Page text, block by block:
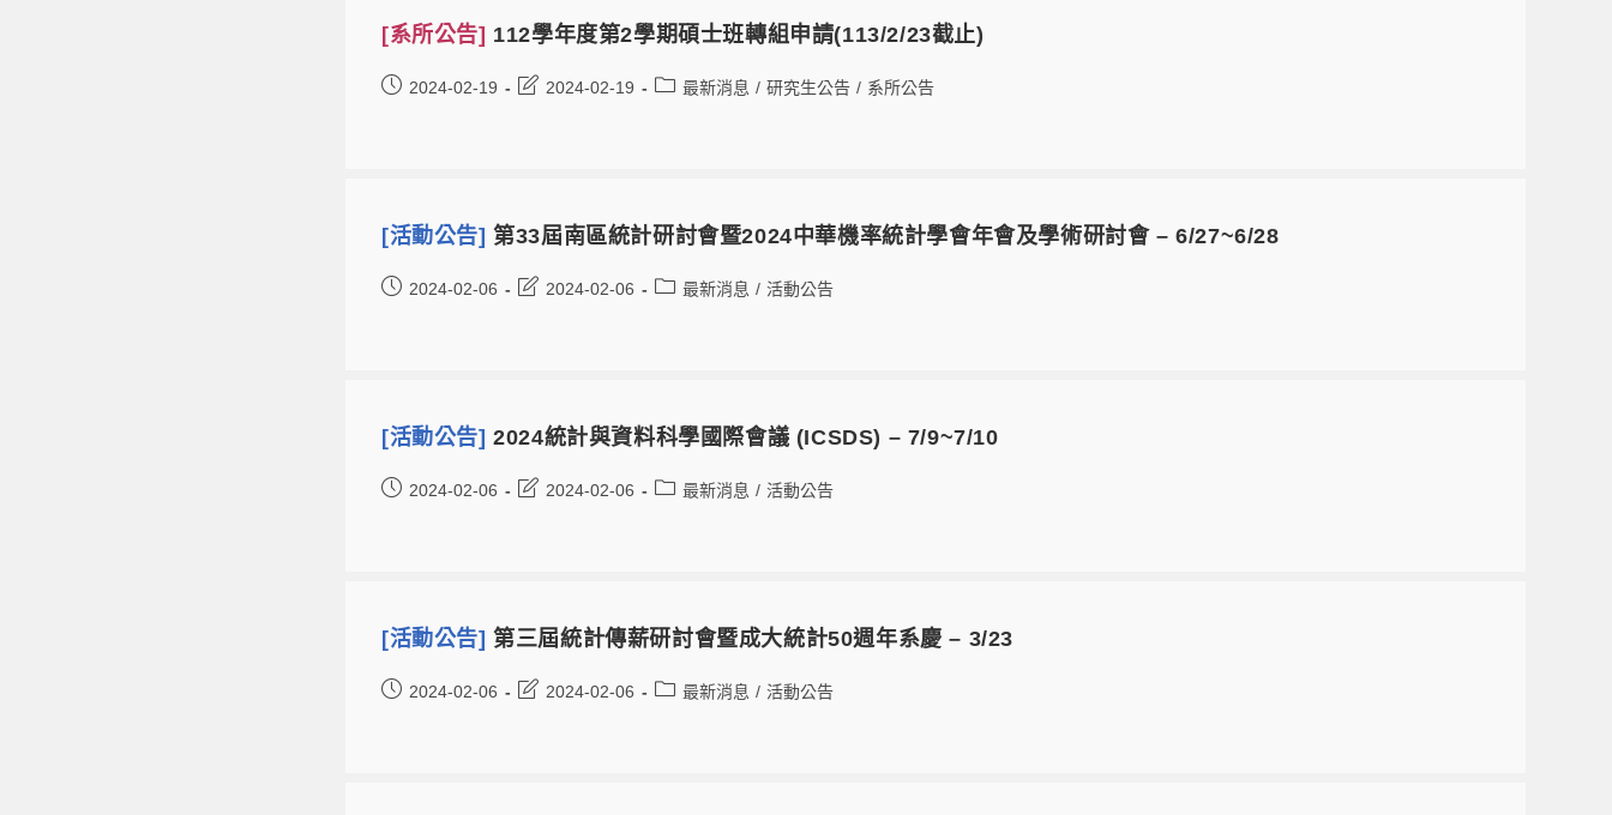
[系所公告] 112學年度第2學期碩士班轉組申請(113/2/23截止)
2024-02-19 2024-02-19 最新消息 / 研究生公告 / 系所公告
[活動公告]第33屆南區統計研討會暨2024中華機率統計學會年會及學術研討會 – 6/27~6/28
2024-02-06 2024-02-06 最新消息 / 活動公告
[活動公告]2024統計與資料科學國際會議 (ICSDS) – 7/9~7/10
2024-02-06 2024-02-06 最新消息 / 活動公告
[活動公告]第三屆統計傳薪研討會暨成大統計50週年系慶 – 3/23
2024-02-06 2024-02-06 最新消息 / 活動公告